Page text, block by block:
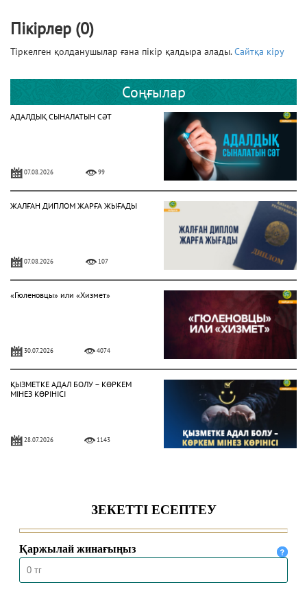
Пікірлер (0)
Тіркелген қолданушылар ғана пікір қалдыра алады.Сайтқа кіру
Соңғылар
АДАЛДЫҚ СЫНАЛАТЫН СӘТ
07.08.2026 99
ЖАЛҒАН ДИПЛОМ ЖАРҒА ЖЫҒАДЫ
07.08.2026 107
«Гюленовцы» или «Хизмет»
30.07.2026 4074
ҚЫЗМЕТКЕ АДАЛ БОЛУ – КӨРКЕМ
МІНЕЗ КӨРІНІСІ
28.07.2026 1143
24.07.2026 1423
ҚОЛЖАЗБАЛАРДА ҰЛТТЫҢ
ҚҰНДЫЛЫҒЫ ҚАТТАЛҒАН